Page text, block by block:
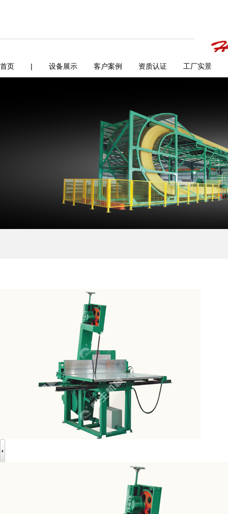
首页 | 设备展示 客户案例 资质认证 工厂实景